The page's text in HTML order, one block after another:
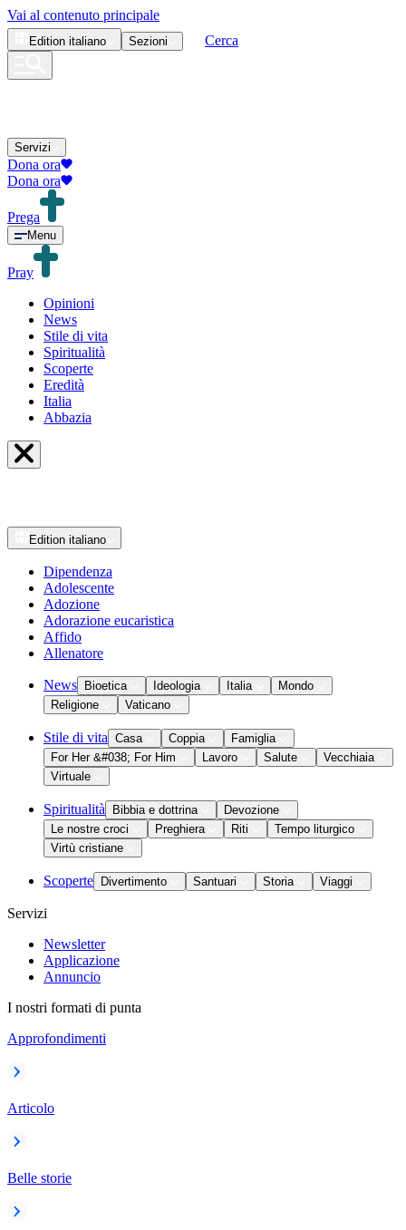
Vai al contenuto principale
Edition italiano Sezioni Cerca
Servizi
Dona ora
Dona ora
Prega
Menu
Pray
Opinioni
News
Stile di vita
Spiritualità
Scoperte
Eredità
Italia
Abbazia
Edition italiano
Dipendenza
Adolescente
Adozione
Adorazione eucaristica
Affido
Allenatore
News Bioetica Ideologia Italia
Mondo
Religione
Vaticano
Stile di vita Casa Coppia
Famiglia
For Her &#038; For Him
Lavoro Salute
Vecchiaia
Virtuale
Spiritualità Bibbia e dottrina
Devozione
Le nostre croci
Preghiera Riti
Tempo liturgico
Virtù cristiane
Scoperte Divertimento Santuari Storia Viaggi
Servizi
Newsletter
Applicazione
Annuncio
I nostri formati di punta
Approfondimenti
Articolo
Belle storie